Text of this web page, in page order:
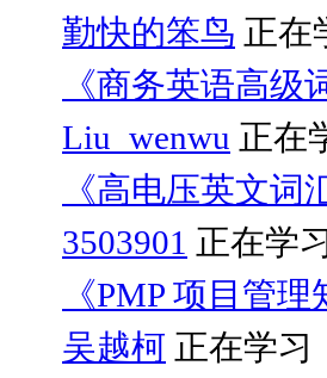
勤快的笨鸟 正在
《商务英语高级
Liu_wenwu 正在
《高电压英文词
3503901 正在学
《PMP 项目管
吴越柯 正在学习